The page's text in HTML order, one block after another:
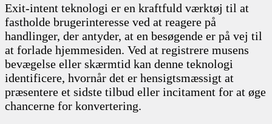
Exit-intent teknologi er en kraftfuld værktøj til at
fastholde brugerinteresse ved at reagere på
handlinger, der antyder, at en besøgende er på vej til
at forlade hjemmesiden. Ved at registrere musens
bevægelse eller skærmtid kan denne teknologi
identificere, hvornår det er hensigtsmæssigt at
præsentere et sidste tilbud eller incitament for at øge
chancerne for konvertering.